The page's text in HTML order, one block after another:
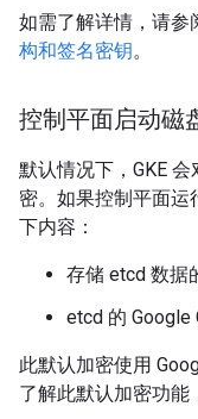
如需了解详情，请参
构和签名密钥。
控制平面启动磁
默认情况下，GKE
密。如果控制平面运
下内容：
存储 etcd 数据
etcd 的 Google
此默认加密使用
了解此默认加密功能